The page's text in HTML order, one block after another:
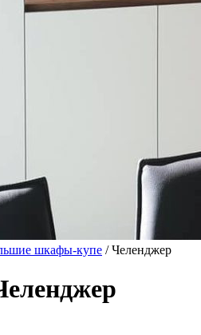
шкафы-купе / Челенджер